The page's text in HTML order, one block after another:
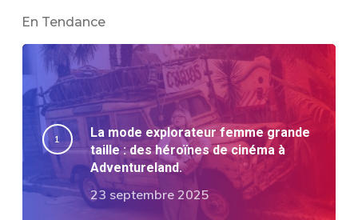
En Tendance
La mode explorateur femme grande
taille : des héroïnes de cinéma à
Adventureland.
23 septembre 2025